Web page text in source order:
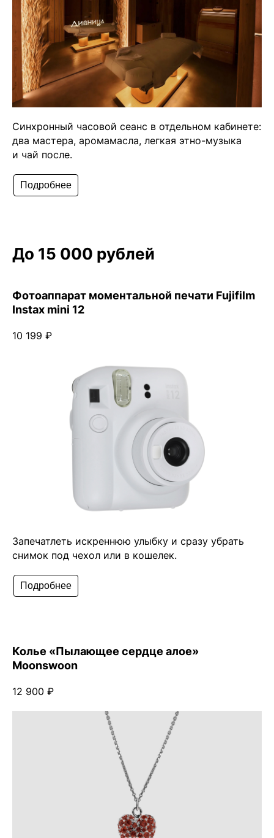
Синхронный часовой сеанс в отдельном кабинете:
два мастера, аромамасла, легкая этно-музыка
и чай после.
Подробнее
До 15 000 рублей
Фотоаппарат моментальной печати Fujifilm
Instax mini 12
10 199 ₽
Запечатлеть искреннюю улыбку и сразу убрать
снимок под чехол или в кошелек.
Подробнее
Колье «Пылающее сердце алое»
Moonswoon
12 900 ₽